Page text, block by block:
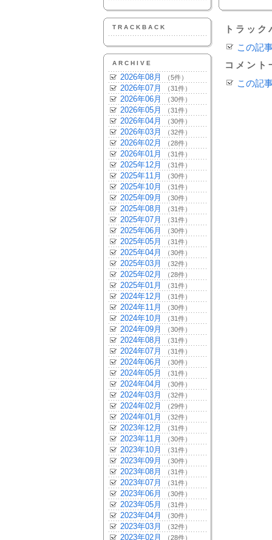
TRACKBACK
ARCHIVE
2026年08月 （5件）
2026年07月 （31件）
2026年06月 （30件）
2026年05月 （31件）
2026年04月 （30件）
2026年03月 （32件）
2026年02月 （28件）
2026年01月 （31件）
2025年12月 （31件）
2025年11月 （30件）
2025年10月 （31件）
2025年09月 （30件）
2025年08月 （31件）
2025年07月 （31件）
2025年06月 （30件）
2025年05月 （31件）
2025年04月 （30件）
2025年03月 （32件）
2025年02月 （28件）
2025年01月 （31件）
2024年12月 （31件）
2024年11月 （30件）
2024年10月 （31件）
2024年09月 （30件）
2024年08月 （31件）
2024年07月 （31件）
2024年06月 （30件）
2024年05月 （31件）
2024年04月 （30件）
2024年03月 （32件）
2024年02月 （29件）
2024年01月 （32件）
2023年12月 （31件）
2023年11月 （30件）
2023年10月 （31件）
2023年09月 （30件）
2023年08月 （31件）
2023年07月 （31件）
2023年06月 （30件）
2023年05月 （31件）
2023年04月 （30件）
2023年03月 （32件）
2023年02月 （28件）
トラッ
この記
コメント
この記